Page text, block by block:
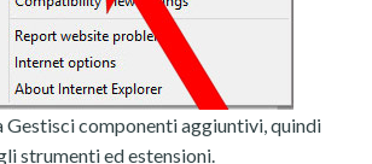
Gestisci componenti aggiuntivi, quindi
strumenti ed estensioni.